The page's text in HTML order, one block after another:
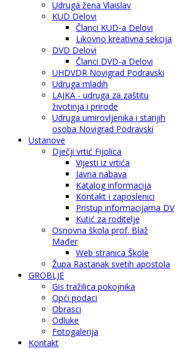
Udruga žena Vlaislav
KUD Delovi
Članci KUD-a Delovi
Likovno kreativna sekcija
DVD Delovi
Članci DVD-a Delovi
UHDVDR Novigrad Podravski
Udruga mladih
LAJKA - udruga za zaštitu
životinja i prirode
Udruga umirovljenika i starijih
osoba Novigrad Podravski
Ustanove
Dječji vrtić Fijolica
Vijesti iz vrtića
Javna nabava
Katalog informacija
Kontakt i zaposlenici
Pristup informacijama DV
Kutić za roditelje
Osnovna škola prof. Blaž
Mađer
Web stranica Škole
Župa Rastanak svetih apostola
GROBLJE
Gis tražilica pokojnika
Opći podaci
Obrasci
Odluke
Fotogalerija
Kontakt